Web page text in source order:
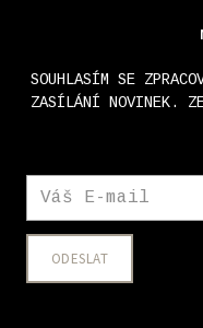
SOUHLASÍM SE
ZASÍLÁNÍ NOVINEK.
ODESLAT